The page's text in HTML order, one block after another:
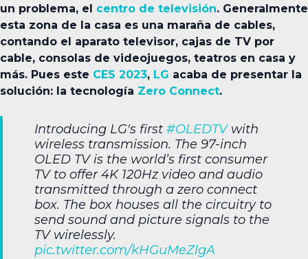
un problema, el centro de televisión. Generalmente
esta zona de la casa es una maraña de cables,
contando el aparato televisor, cajas de TV por
cable, consolas de videojuegos, teatros en casa y
más. Pues este CES 2023, LG acaba de presentar la
solución: la tecnología Zero Connect.
Introducing LG's first #OLEDTVwith
wireless transmission. The 97-inch
OLED TV is the world’s first consumer
TV to offer 4K 120Hz video and audio
transmitted through a zero connect
box. The box houses all the circuitry to
send sound and picture signals to the
TV wirelessly.
pic.twitter.com/kHGuMeZlgA